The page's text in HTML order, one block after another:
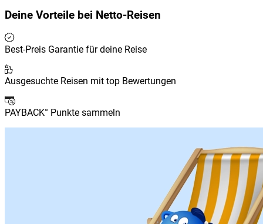
Deine Vorteile bei Netto-Reisen
Best-Preis Garantie für deine Reise
Ausgesuchte Reisen mit top Bewertungen
PAYBACK° Punkte sammeln